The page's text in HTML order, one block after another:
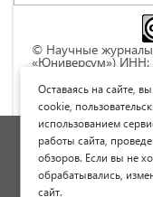
© Научные
«Юниверсум») ИНН:
Commons «
Непортированная
Политика
Оставаясь на сайте,
cookie,
использованием
работы сайта,
обзоров. Если вы не
обрабатывались,
сайт.